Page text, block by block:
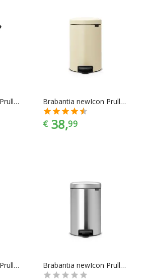
Brabantia newIcon Prullenbak - Metalen Binnenemmer - 5 l - White Brabantia newIcon Prullenbak - 12 l - Almond
€ 38,99
Brabantia newIcon Prullenbak - 12 l - Brilliant Steel Brabantia newIcon Prullenbak - 12 l - Matt Steel